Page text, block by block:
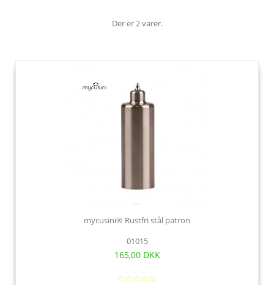
Der er 2 varer.
mycusini® Rustfri stål patron
01015
165,00 DKK